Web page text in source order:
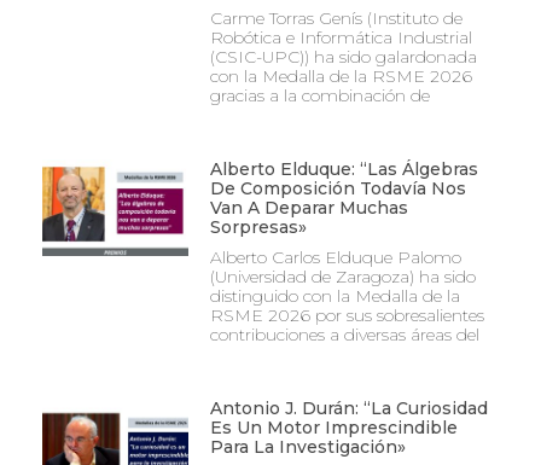
Carme Torras Genís (Instituto de
Robótica e Informática Industrial
(CSIC-UPC)) ha sido galardonada
con la Medalla de la RSME 2026
gracias a la combinación de
Alberto Elduque: “Las Álgebras
De Composición Todavía Nos
Van A Deparar Muchas
Sorpresas»
Alberto Carlos Elduque Palomo
(Universidad de Zaragoza) ha sido
distinguido con la Medalla de la
RSME 2026 por sus sobresalientes
contribuciones a diversas áreas del
Antonio J. Durán: “La Curiosidad
Es Un Motor Imprescindible
Para La Investigación»